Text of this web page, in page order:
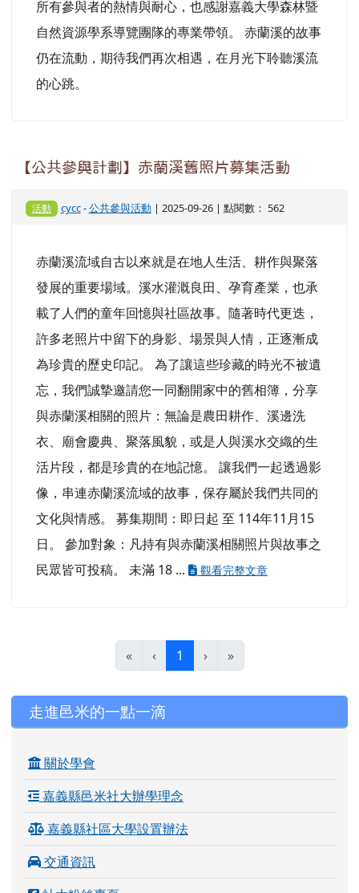
所有參與者的熱情與耐心，也感謝嘉義大學森林暨
自然資源學系導覽團隊的專業帶領。 赤蘭溪的故事
仍在流動，期待我們再次相遇，在月光下聆聽溪流
的心跳。
【公共參與計劃】赤蘭溪舊照片募集活動
活動 cycc-公共參與活動| 2025-09-26 | 點閱數： 562
赤蘭溪流域自古以來就是在地人生活、耕作與聚落
發展的重要場域。溪水灌溉良田、孕育產業，也承
載了人們的童年回憶與社區故事。隨著時代更迭，
許多老照片中留下的身影、場景與人情，正逐漸成
為珍貴的歷史印記。 為了讓這些珍藏的時光不被遺
忘，我們誠摯邀請您一同翻開家中的舊相簿，分享
與赤蘭溪相關的照片：無論是農田耕作、溪邊洗
衣、廟會慶典、聚落風貌，或是人與溪水交織的生
活片段，都是珍貴的在地記憶。 讓我們一起透過影
像，串連赤蘭溪流域的故事，保存屬於我們共同的
文化與情感。 募集期間：即日起 至 114年11月15
日。 參加對象：凡持有與赤蘭溪相關照片與故事之
民眾皆可投稿。 未滿 18 ...
觀看完整文章
« ‹ 1 (目前頁次)
› »
左邊區域內容
走進邑米的一點一滴
關於學會
嘉義縣邑米社大辦學理念
嘉義縣社區大學設置辦法
交通資訊